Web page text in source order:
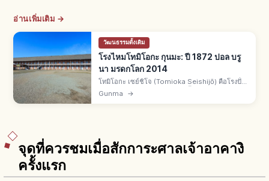
อ่านเพิ่มเติม →
วัฒนธรรมดั้งเดิม
โรงไหมโทมิโอกะ กุนมะ: ปี 1872 ปอล บรู
นา มรดกโลก 2014
โทมิโอกะ เซย์ชิโจ (Tomioka Seishijō) คือโรงปั่น
ไหมเมืองโทมิโอกะ จ.กุนมะ ก่อตั้งปี 1872 โดยรัฐบาล
Gunma →
จุดที่ควรชมเมื่อสักการะศาลเจ้าอาคางิ
ครั้งแรก